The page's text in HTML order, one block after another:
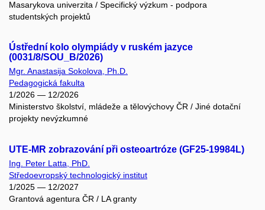
Masarykova univerzita / Specifický výzkum - podpora
studentských projektů
Ústřední kolo olympiády v ruském jazyce
(0031/8/SOU_B/2026)
Mgr. Anastasija Sokolova, Ph.D.
Pedagogická fakulta
1/2026 — 12/2026
Ministerstvo školství, mládeže a tělovýchovy ČR / Jiné dotační
projekty nevýzkumné
UTE-MR zobrazování při osteoartróze (GF25-19984L)
Ing. Peter Latta, PhD.
Středoevropský technologický institut
1/2025 — 12/2027
Grantová agentura ČR / LA granty